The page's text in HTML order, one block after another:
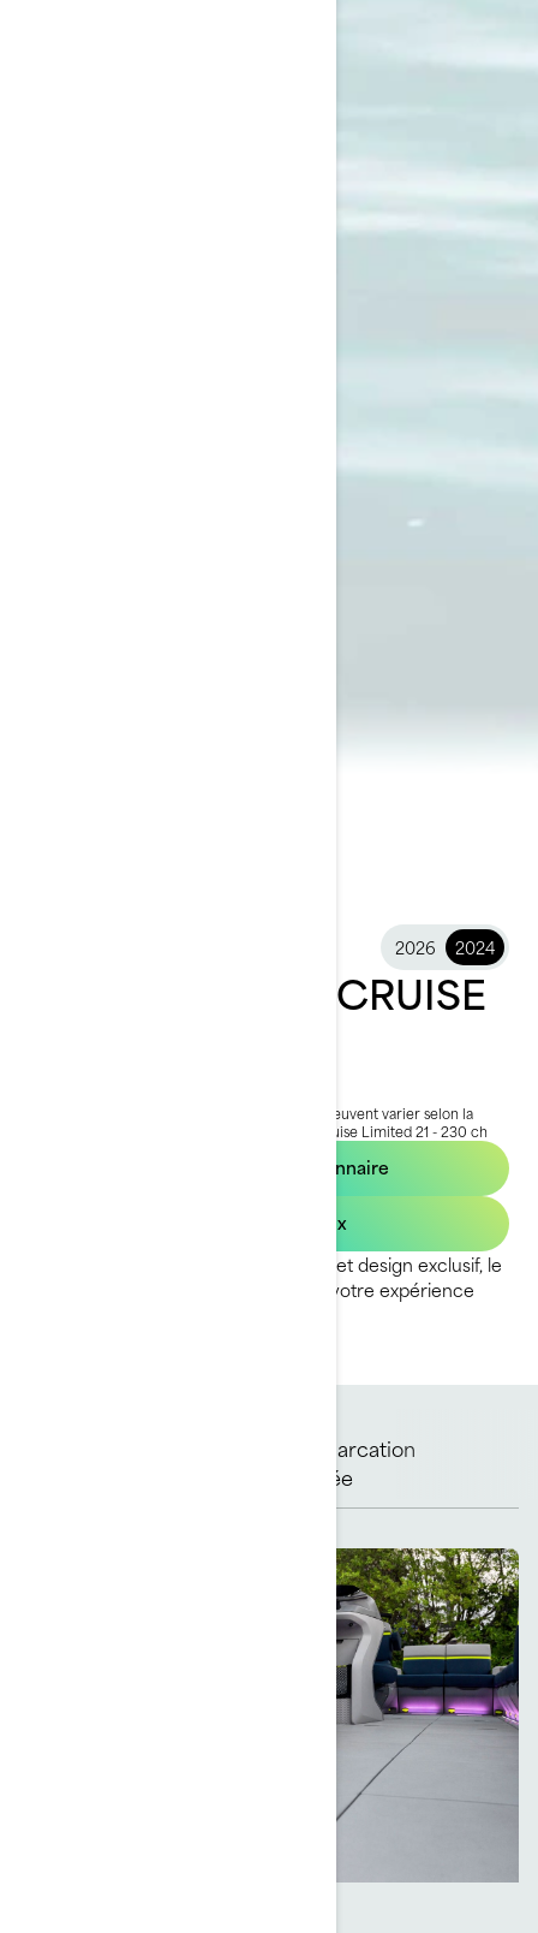
2026 2024
2024 SWITCH® CRUISE
PDSF, les frais de transport et de préparation peuvent varier selon la
*L'ensemble illustré est le Switch Cruise Limited 21 - 230 ch
Trouvez un concessionnaire
Demandez un prix
Avec son confort, ses commoditées et design exclusif, le
Switch Cruise Limited 2024 amène votre expérience
Une embarcation
connectée